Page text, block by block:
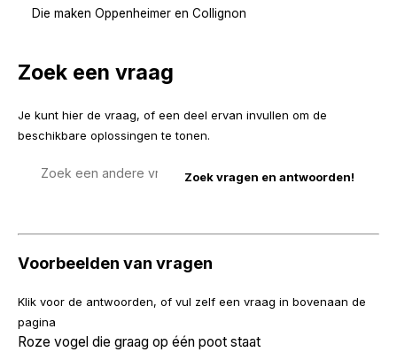
Die maken Oppenheimer en Collignon
Zoek een vraag
Je kunt hier de vraag, of een deel ervan invullen om de
beschikbare oplossingen te tonen.
Voorbeelden van vragen
Klik voor de antwoorden, of vul zelf een vraag in bovenaan de
pagina
Roze vogel die graag op één poot staat